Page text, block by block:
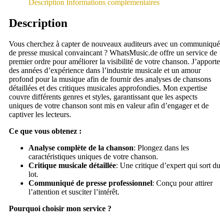
Description Informations complémentaires
Description
Vous cherchez à capter de nouveaux auditeurs avec un communiqué
de presse musical convaincant ? WhatsMusic.de offre un service de
premier ordre pour améliorer la visibilité de votre chanson. J’apporte
des années d’expérience dans l’industrie musicale et un amour
profond pour la musique afin de fournir des analyses de chansons
détaillées et des critiques musicales approfondies. Mon expertise
couvre différents genres et styles, garantissant que les aspects
uniques de votre chanson sont mis en valeur afin d’engager et de
captiver les lecteurs.
Ce que vous obtenez :
Analyse complète de la chanson: Plongez dans les
caractéristiques uniques de votre chanson.
Critique musicale détaillée: Une critique d’expert qui sort du
lot.
Communiqué de presse professionnel: Conçu pour attirer
l’attention et susciter l’intérêt.
Pourquoi choisir mon service ?